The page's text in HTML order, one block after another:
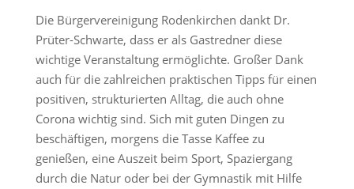
Die Bürgervereinigung Rodenkirchen dankt Dr.
Prüter-Schwarte, dass er als Gastredner diese
wichtige Veranstaltung ermöglichte. Großer Dank
auch für die zahlreichen praktischen Tipps für einen
positiven, strukturierten Alltag, die auch ohne
Corona wichtig sind. Sich mit guten Dingen zu
beschäftigen, morgens die Tasse Kaffee zu
genießen, eine Auszeit beim Sport, Spaziergang
durch die Natur oder bei der Gymnastik mit Hilfe